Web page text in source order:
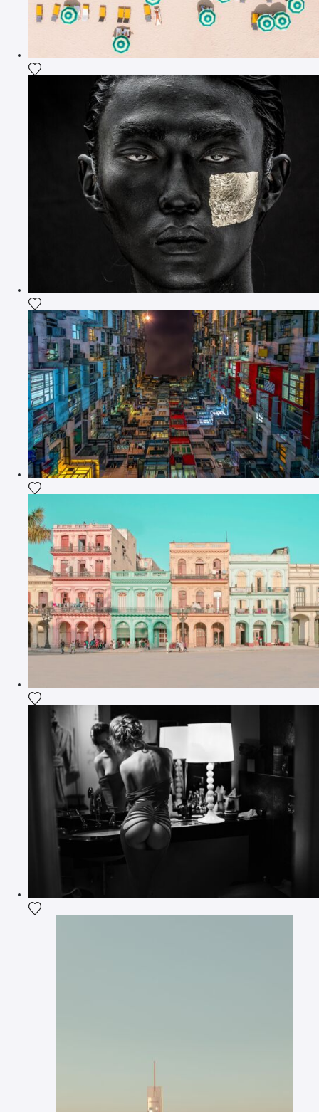
Ajouter la photographie à ma wishlist
Ajouter la photographie à ma wishlist
Ajouter la photographie à ma wishlist